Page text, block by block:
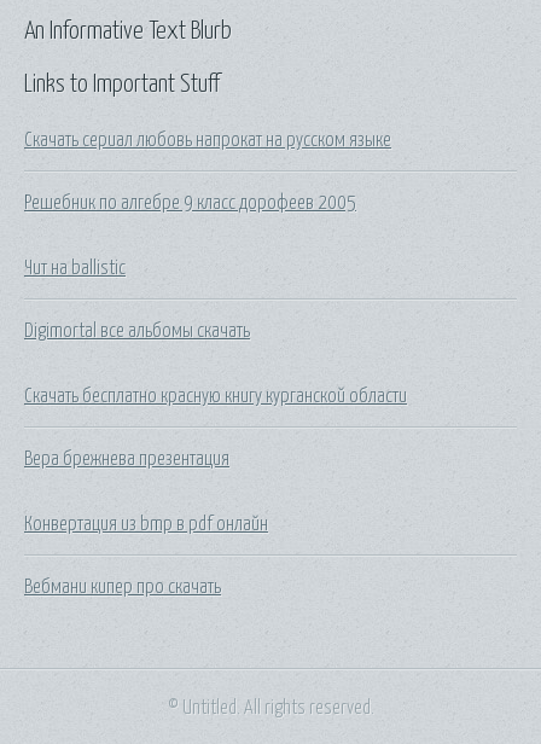
Links to Important Stuff
Скачать сериал любовь напрокат на русском языке
Решебник по алгебре 9 класс дорофеев 2005
Чит на ballistic
Digimortal все альбомы скачать
Скачать бесплатно красную книгу курганской области
Вера брежнева презентация
Конвертация из bmp в pdf онлайн
Вебмани кипер про скачать
An Informative Text Blurb
© Untitled. All rights reserved.